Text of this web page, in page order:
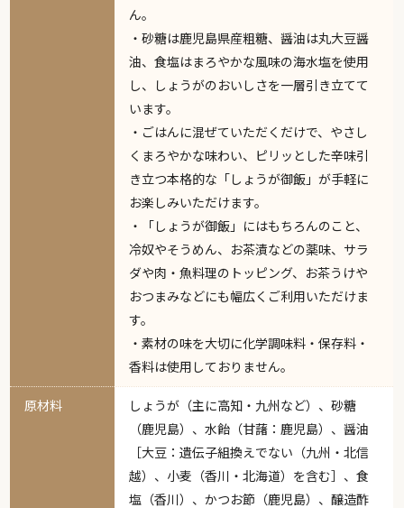
ん。
・砂糖は鹿児島県産粗糖、醤油は丸大豆醤
油、食塩はまろやかな風味の海水塩を使用
し、しょうがのおいしさを一層引き立てて
います。
・ごはんに混ぜていただくだけで、やさし
くまろやかな味わい、ピリッとした辛味引
き立つ本格的な「しょうが御飯」が手軽に
お楽しみいただけます。
・「しょうが御飯」にはもちろんのこと、
冷奴やそうめん、お茶漬などの薬味、サラ
ダや肉・魚料理のトッピング、お茶うけや
おつまみなどにも幅広くご利用いただけま
す。
・素材の味を大切に化学調味料・保存料・
香料は使用しておりません。
原材料
しょうが（主に高知・九州など）、砂糖
（鹿児島）、水飴（甘藷：鹿児島）、醤油
［大豆：遺伝子組換えでない（九州・北信
越）、小麦（香川・北海道）を含む］、食
塩（香川）、かつお節（鹿児島）、醸造酢